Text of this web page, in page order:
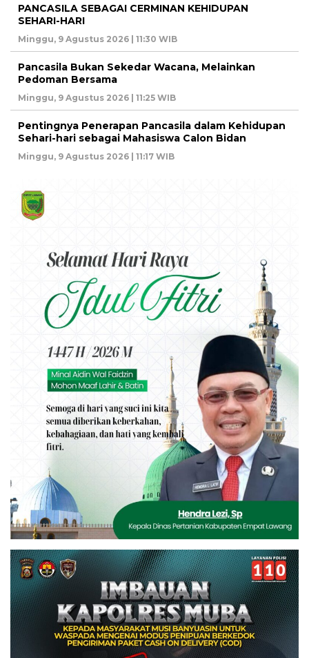
PANCASILA SEBAGAI CERMINAN KEHIDUPAN
SEHARI-HARI
Minggu, 9 Agustus 2026 | 11:30 WIB
Pancasila Bukan Sekedar Wacana, Melainkan
Pedoman Bersama
Minggu, 9 Agustus 2026 | 11:25 WIB
Pentingnya Penerapan Pancasila dalam Kehidupan
Sehari-hari sebagai Mahasiswa Calon Bidan
Minggu, 9 Agustus 2026 | 11:17 WIB